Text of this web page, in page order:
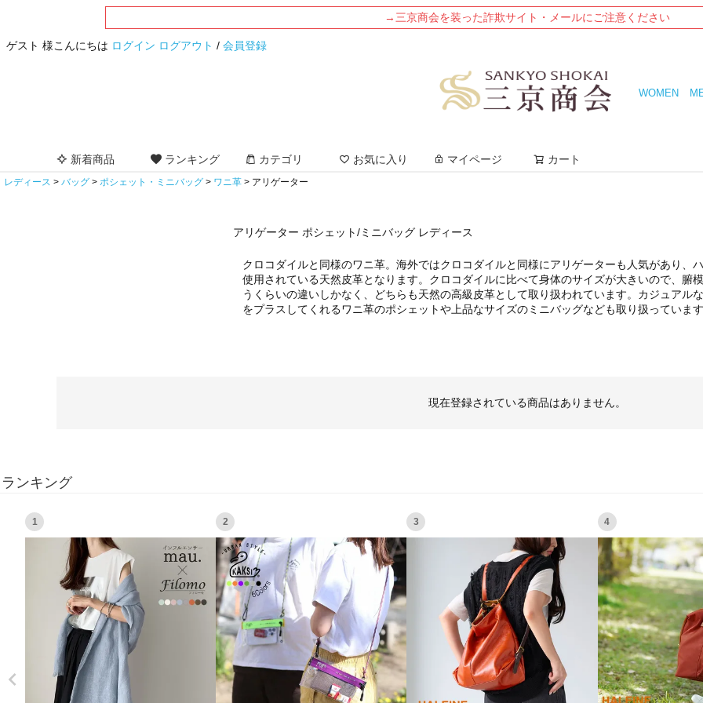
→三京商会を装った詐欺サイト・メールにご注意ください
ゲスト 様こんにちは ログイン ログアウト / 会員登録
WOMEN
新着商品 ランキング カテゴリ お気に入り マイページ カート
レディース バッグ ポシェット・ミニバッグ ワニ革 アリゲーター
アリゲーター ポシェット/ミニバッグ レディース
クロコダイルと同様のワニ革。海外ではクロコダイルと同様にアリゲーターも人気があり、
使用されている天然皮革となります。クロコダイルに比べて身体のサイズが大きいので、腑
うくらいの違いしかなく、どちらも天然の高級皮革として取り扱われています。カジュアル
をプラスしてくれるワニ革のポシェットや上品なサイズのミニバッグなども取り扱っていま
現在登録されている商品はありません。
ランキング
1 2 3 4